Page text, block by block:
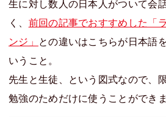
生に対し数人の日本人がついて会
く、 前回の記事でおすすめした「
ンジ」 との違いはこちらが日本語
いうこと。
先生と生徒、という図式なので、
勉強のためだけに使うことができま